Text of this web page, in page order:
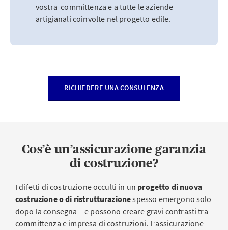
vostra committenza e a tutte le aziende
artigianali coinvolte nel progetto edile.
RICHIEDERE UNA CONSULENZA
Cos’è un’assicurazione garanzia
di costruzione?
I difetti di costruzione occulti in un progetto di nuova
costruzione o di ristrutturazionespesso emergono solo
dopo la consegna – e possono creare gravi contrasti tra
committenza e impresa di costruzioni. L’assicurazione